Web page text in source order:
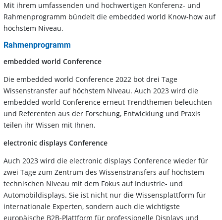
Mit ihrem umfassenden und hochwertigen Konferenz- und
Rahmenprogramm bündelt die embedded world Know-how auf
höchstem Niveau.
Rahmenprogramm
embedded world Conference
Die embedded world Conference 2022 bot drei Tage
Wissenstransfer auf höchstem Niveau. Auch 2023 wird die
embedded world Conference erneut Trendthemen beleuchten
und Referenten aus der Forschung, Entwicklung und Praxis
teilen ihr Wissen mit Ihnen.
electronic displays Conference
Auch 2023 wird die electronic displays Conference wieder für
zwei Tage zum Zentrum des Wissenstransfers auf höchstem
technischen Niveau mit dem Fokus auf Industrie- und
Automobildisplays. Sie ist nicht nur die Wissensplattform für
internationale Experten, sondern auch die wichtigste
europäische B2B-Plattform für professionelle Displays und